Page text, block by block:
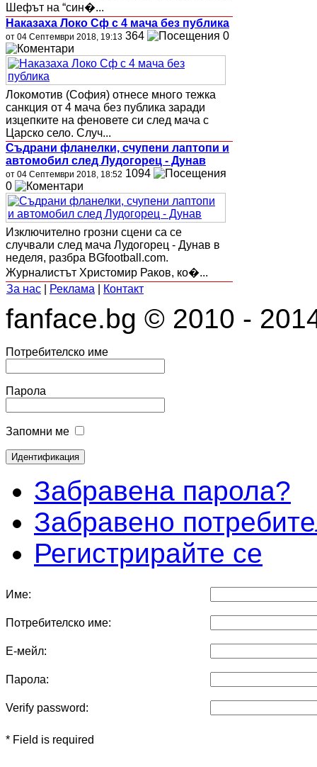
Шефът на “син�...
Наказаха Локо Сф с 4 мача без публика
от 04 Септември 2018, 19:13 364 0
Локомотив (София) отнесе много тежка
санкция от 4 мача без публика заради
изцепките на феновете си след мача с
Царско село. Случ...
Съдрани фланелки, счупени лаптопи и
автомобил след Лудогорец - Дунав
от 04 Септември 2018, 18:52 1094
0
Изключително грозни сцени са се
случвали след мача Лудогорец - Дунав в
неделя, разбра BGfootball.com.
Журналистът Христомир Раков, ко�...
За нас
Реклама Контакт
fanface.bg © 2010 -
Потребителско име
Парола
Запомни ме
Забравена парола?
Забравено
Регистрирайте се
Име:
Потребителско име:
Е-мейл:
Парола:
Verify password:
* Field is required